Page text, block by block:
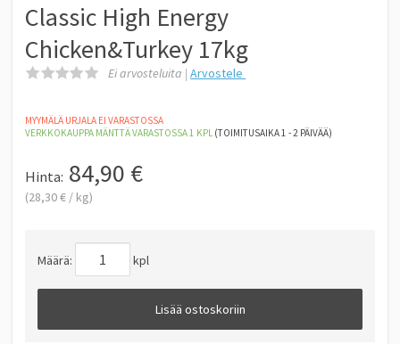
Classic High Energy
Chicken&Turkey 17kg
Ei arvosteluita |Arvostele
MYYMÄLÄ URJALA EI VARASTOSSA
VERKKOKAUPPA MÄNTTÄVARASTOSSA 1 KPL(TOIMITUSAIKA 1 - 2 PÄIVÄÄ)
Hinta: 84,90 €
(28,30 € / kg)
Määrä: kpl
Lisää ostoskoriin